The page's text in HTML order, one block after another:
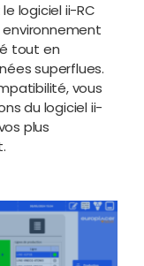
logiciel ii-RC
tout en
superflues.
vous
du logiciel ii-
plus